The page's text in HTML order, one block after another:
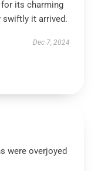
for its charming
swiftly it arrived.
Dec 7, 2024
were overjoyed